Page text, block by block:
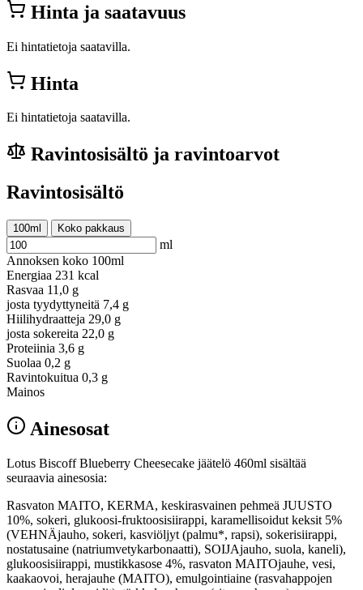
Hinta ja saatavuus
Ei hintatietoja saatavilla.
Hinta
Ei hintatietoja saatavilla.
Ravintosisältö ja ravintoarvot
Ravintosisältö
100ml Koko pakkaus
ml
Annoksen koko 100ml
Energiaa 231 kcal
Rasvaa 11,0 g
josta tyydyttyneitä 7,4 g
Hiilihydraatteja 29,0 g
josta sokereita 22,0 g
Proteiinia 3,6 g
Suolaa 0,2 g
Ravintokuitua 0,3 g
Mainos
Ainesosat
Lotus Biscoff Blueberry Cheesecake jäätelö 460ml sisältää
seuraavia ainesosia:
Rasvaton MAITO, KERMA, keskirasvainen pehmeä JUUSTO
10%, sokeri, glukoosi-fruktoosisiirappi, karamellisoidut keksit 5%
(VEHNÄjauho, sokeri, kasviöljyt (palmu*, rapsi), sokerisiirappi,
nostatusaine (natriumvetykarbonaatti), SOIJAjauho, suola, kaneli),
glukoosisiirappi, mustikkasose 4%, rasvaton MAITOjauhe, vesi,
kaakaovoi, herajauhe (MAITO), emulgointiaine (rasvahappojen